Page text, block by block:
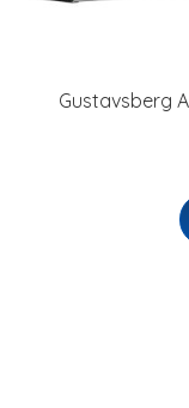
Gustavsberg